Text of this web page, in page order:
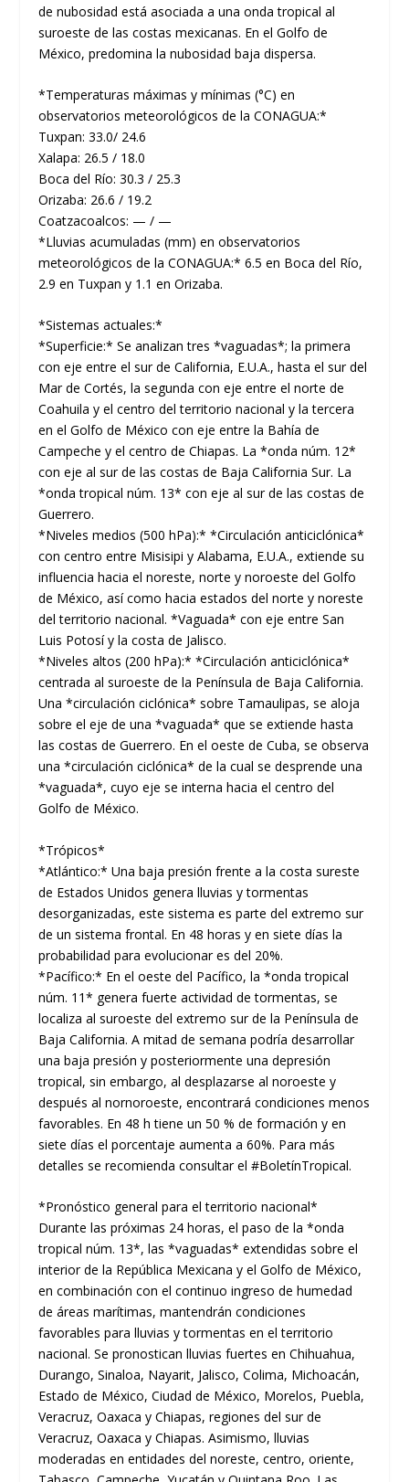
de nubosidad está asociada a una onda tropical al
suroeste de las costas mexicanas. En el Golfo de
México, predomina la nubosidad baja dispersa.
*Temperaturas máximas y mínimas (°C) en
observatorios meteorológicos de la CONAGUA:*
Tuxpan: 33.0/ 24.6
Xalapa: 26.5 / 18.0
Boca del Río: 30.3 / 25.3
Orizaba: 26.6 / 19.2
Coatzacoalcos: — / —
*Lluvias acumuladas (mm) en observatorios
meteorológicos de la CONAGUA:* 6.5 en Boca del Río,
2.9 en Tuxpan y 1.1 en Orizaba.
*Sistemas actuales:*
*Superficie:* Se analizan tres *vaguadas*; la primera
con eje entre el sur de California, E.U.A., hasta el sur del
Mar de Cortés, la segunda con eje entre el norte de
Coahuila y el centro del territorio nacional y la tercera
en el Golfo de México con eje entre la Bahía de
Campeche y el centro de Chiapas. La *onda núm. 12*
con eje al sur de las costas de Baja California Sur. La
*onda tropical núm. 13* con eje al sur de las costas de
Guerrero.
*Niveles medios (500 hPa):* *Circulación anticiclónica*
con centro entre Misisipi y Alabama, E.U.A., extiende su
influencia hacia el noreste, norte y noroeste del Golfo
de México, así como hacia estados del norte y noreste
del territorio nacional. *Vaguada* con eje entre San
Luis Potosí y la costa de Jalisco.
*Niveles altos (200 hPa):* *Circulación anticiclónica*
centrada al suroeste de la Península de Baja California.
Una *circulación ciclónica* sobre Tamaulipas, se aloja
sobre el eje de una *vaguada* que se extiende hasta
las costas de Guerrero. En el oeste de Cuba, se observa
una *circulación ciclónica* de la cual se desprende una
*vaguada*, cuyo eje se interna hacia el centro del
Golfo de México.
*Trópicos*
*Atlántico:* Una baja presión frente a la costa sureste
de Estados Unidos genera lluvias y tormentas
desorganizadas, este sistema es parte del extremo sur
de un sistema frontal. En 48 horas y en siete días la
probabilidad para evolucionar es del 20%.
*Pacífico:* En el oeste del Pacífico, la *onda tropical
núm. 11* genera fuerte actividad de tormentas, se
localiza al suroeste del extremo sur de la Península de
Baja California. A mitad de semana podría desarrollar
una baja presión y posteriormente una depresión
tropical, sin embargo, al desplazarse al noroeste y
después al nornoroeste, encontrará condiciones menos
favorables. En 48 h tiene un 50 % de formación y en
siete días el porcentaje aumenta a 60%. Para más
detalles se recomienda consultar el #BoletínTropical.
*Pronóstico general para el territorio nacional*
Durante las próximas 24 horas, el paso de la *onda
tropical núm. 13*, las *vaguadas* extendidas sobre el
interior de la República Mexicana y el Golfo de México,
en combinación con el continuo ingreso de humedad
de áreas marítimas, mantendrán condiciones
favorables para lluvias y tormentas en el territorio
nacional. Se pronostican lluvias fuertes en Chihuahua,
Durango, Sinaloa, Nayarit, Jalisco, Colima, Michoacán,
Estado de México, Ciudad de México, Morelos, Puebla,
Veracruz, Oaxaca y Chiapas, regiones del sur de
Veracruz, Oaxaca y Chiapas. Asimismo, lluvias
moderadas en entidades del noreste, centro, oriente,